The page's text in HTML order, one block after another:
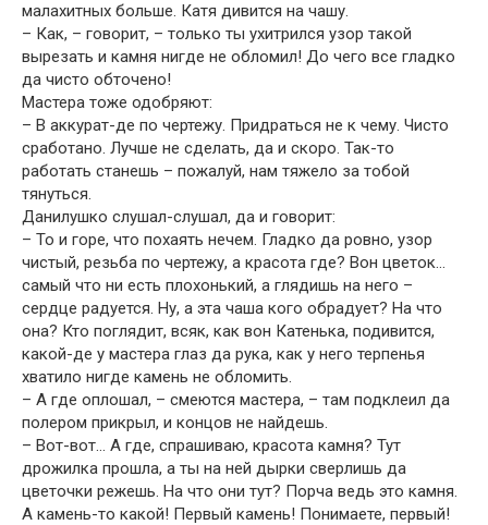
малахитных больше. Катя дивится на чашу.
– Как, – говорит, – только ты ухитрился узор такой
вырезать и камня нигде не обломил! До чего все гладко
да чисто обточено!
Мастера тоже одобряют:
– В аккурат-де по чертежу. Придраться не к чему. Чисто
сработано. Лучше не сделать, да и скоро. Так-то
работать станешь – пожалуй, нам тяжело за тобой
тянуться.
Данилушко слушал-слушал, да и говорит:
– То и горе, что похаять нечем. Гладко да ровно, узор
чистый, резьба по чертежу, а красота где? Вон цветок…
самый что ни есть плохонький, а глядишь на него –
сердце радуется. Ну, а эта чаша кого обрадует? На что
она? Кто поглядит, всяк, как вон Катенька, подивится,
какой-де у мастера глаз да рука, как у него терпенья
хватило нигде камень не обломить.
– А где оплошал, – смеются мастера, – там подклеил да
полером прикрыл, и концов не найдешь.
– Вот-вот… А где, спрашиваю, красота камня? Тут
дрожилка прошла, а ты на ней дырки сверлишь да
цветочки режешь. На что они тут? Порча ведь это камня.
А камень-то какой! Первый камень! Понимаете, первый!